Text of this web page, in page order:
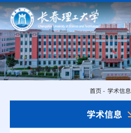
学术信息
首页 - 学术信息